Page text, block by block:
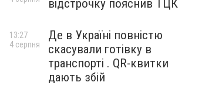
відстрочку пояснив ТЦК
Де в Україні повністю
скасували готівку в
транспорті . QR-квитки
дають збій
13:27
4 серпня